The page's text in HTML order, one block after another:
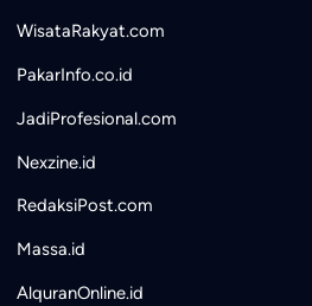
WisataRakyat.com
PakarInfo.co.id
JadiProfesional.com
Nexzine.id
RedaksiPost.com
Massa.id
AlquranOnline.id